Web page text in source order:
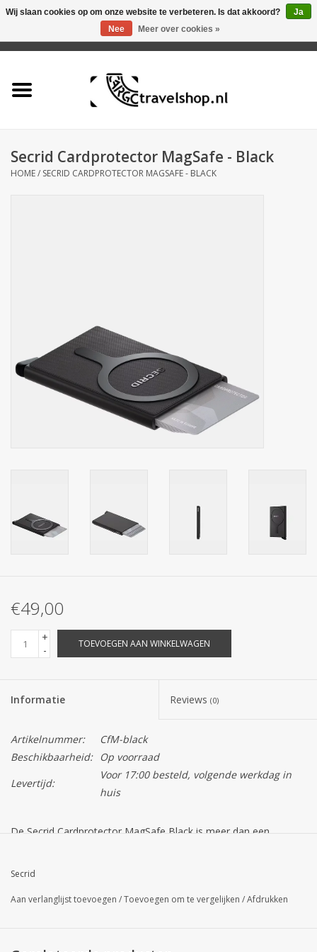
Tas
Secrid portemonnee
Merken
Secrid Cardprotector MagSafe - Black
HOME/ SECRID CARDPROTECTOR MAGSAFE - BLACK
€49,00
+
-
TOEVOEGEN AAN WINKELWAGEN
Informatie Reviews (0)
Artikelnummer:
CfM-black
Beschikbaarheid:
Op voorraad
Levertijd:
Voor 17:00 besteld, volgende werkdag in
huis
De Secrid Cardprotector MagSafe Black is meer dan een
wie zijn portemonnee en telefoon wil versmelten. Dankzij de
op de achterzijde van een iPhone (vanaf serie 12) of een
Secrid
Aan verlanglijst toevoegen /Toevoegen om te vergelijken /Afdrukken
Wij slaan cookies op om onze website te verbeteren. Is dat akkoord?
Ja
Nee
Meer over cookies »